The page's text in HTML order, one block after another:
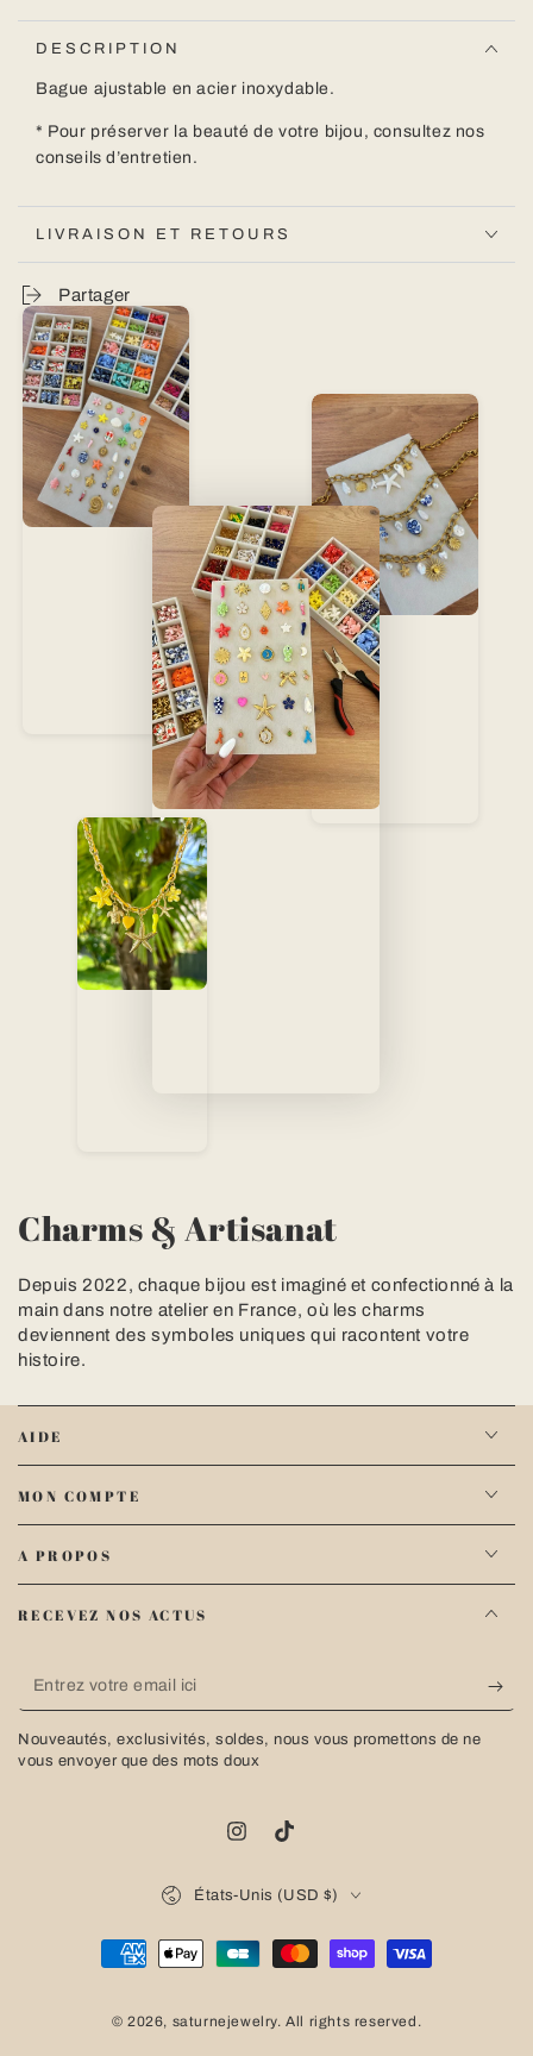
DESCRIPTION
Bague ajustable en acier inoxydable.
* Pour préserver la beauté de votre bijou, consultez nos
conseils d’entretien.
LIVRAISON ET RETOURS
Partager
Charms & Artisanat
Depuis 2022, chaque bijou est imaginé et confectionné à la
main dans notre atelier en France, où les charms
deviennent des symboles uniques qui racontent votre
histoire.
AIDE
MON COMPTE
A PROPOS
RECEVEZ NOS ACTUS
Entrez
votre
email
Nouveautés, exclusivités, soldes, nous vous promettons de ne
vous envoyer que des mots doux
Instagram
TikTok
© 2026, saturnejewelry. All rights reserved.
États-Unis (USD $)